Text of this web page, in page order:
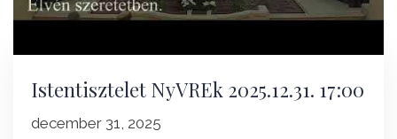
Istentisztelet NyVREk 2025.12.31. 17:00
december 31, 2025